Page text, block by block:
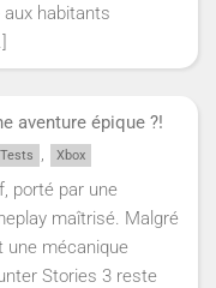
habitants
aventure épique ?!
Tests , Xbox
porté par une
maîtrisé. Malgré
une mécanique
Stories 3 reste